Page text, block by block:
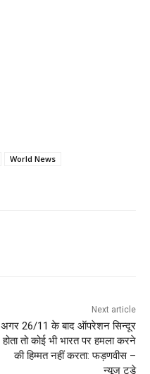
World News
Next article
अगर 26/11 के बाद ऑपरेशन सिन्दूर
होता तो कोई भी भारत पर हमला करने
की हिम्मत नहीं करता: फड़णवीस –
न्यूज टुडे